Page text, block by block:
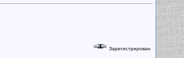
Зарегистрирован